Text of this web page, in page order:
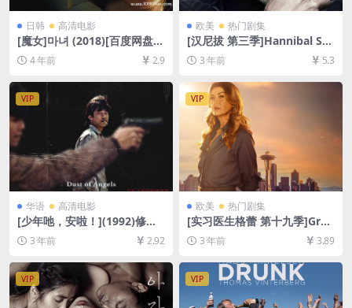
日韩 高清电影
[魔女]마녀 (2018)[百度网盘
+迅雷云盘资源1080P超清未
删减][MP4/7.9GB][韩语中字]
4 年前 2.9
欧美 热门剧集
[汉尼拔 第三季]Hannibal Sea
son 3 (2015)[百度网盘+迅雷
云盘+阿里云盘资源1080P超
清未删减][MP4/14GB][中英
字幕]
3 年前 5.3
VIP
华语 高清电影
[少年吔，安啦！](1992)修复
版[百度网盘+迅雷云盘资源10
80P超清未删减][MP4/6GB]
[中文字幕]
3 年前 2.92
VIP
欧美 热门剧集
[实习医生格蕾 第十九季]Gre
y’s Anatomy Season 19 (20
22)[百度网盘+夸克网盘1080P
超清未删减资源][网盘在线播
放/下载][MP4/35GB][奈飞官
方中字]
3 年前 3.89
VIP VIP